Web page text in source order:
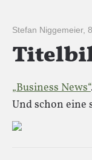
Stefan Niggemeier,
„Business News“
Und schon